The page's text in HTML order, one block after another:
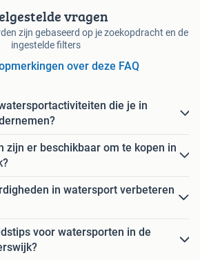
vragen
zijn gebaseerd op je zoekopdracht en de
ingestelde filters
over deze FAQ
die je in
zijn er beschikbaar om te kopen in
in watersport verbeteren
voor watersporten in de